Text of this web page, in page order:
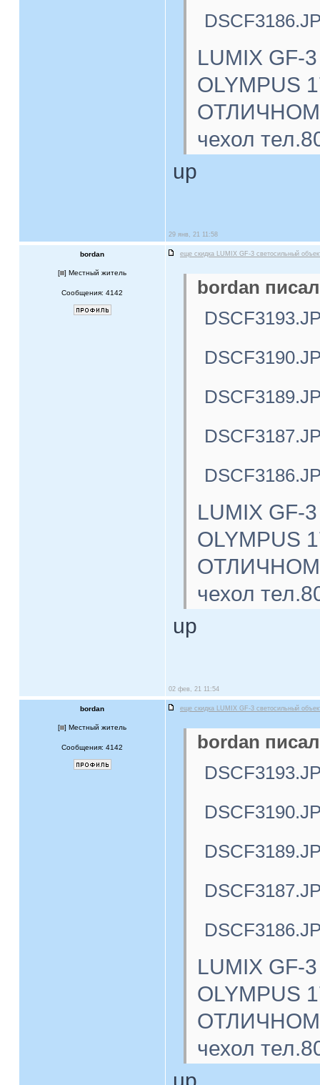
LUMIX GF-
OLYMPUS
ОТЛИЧНОМ
чехол
up
29 янв, 21 11:58
bordan еще скидка LUMIX GF-3 светосильный
[ ] Местный житель
Сообщения: 4142
bordan
LUMIX GF-
OLYMPUS
ОТЛИЧНОМ
чехол
up
02 фев, 21 11:54
bordan еще скидка LUMIX GF-3 светосильный
[ ] Местный житель
Сообщения: 4142
bordan
LUMIX GF-
OLYMPUS
ОТЛИЧНОМ
чехол